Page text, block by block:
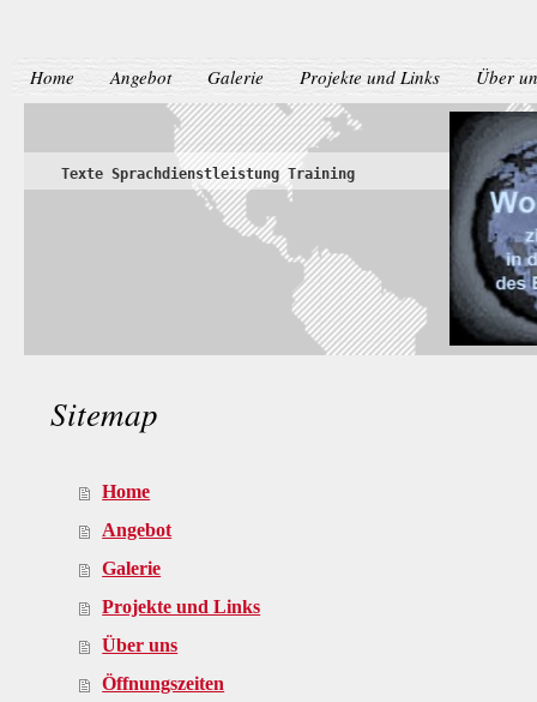
Home Angebot Galerie Projekte und Links Über
Texte Sprachdienstleistung Training
Sitemap
Home
Angebot
Galerie
Projekte und Links
Über uns
Öffnungszeiten